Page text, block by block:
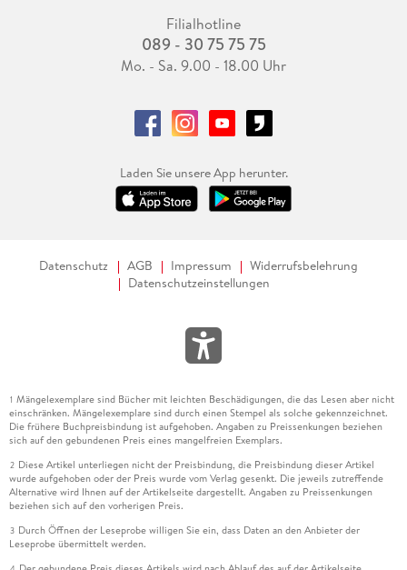
Filialhotline
089 - 30 75 75 75
Mo. - Sa. 9.00 - 18.00 Uhr
Laden Sie unsere App herunter.
Datenschutz AGB Impressum
Widerrufsbelehrung
Datenschutzeinstellungen
1 Mängelexemplare sind Bücher mit leichten Beschädigungen, die das Lesen aber nicht
einschränken. Mängelexemplare sind durch einen Stempel als solche gekennzeichnet.
Die frühere Buchpreisbindung ist aufgehoben. Angaben zu Preissenkungen beziehen
sich auf den gebundenen Preis eines mangelfreien Exemplars.
2 Diese Artikel unterliegen nicht der Preisbindung, die Preisbindung dieser Artikel
wurde aufgehoben oder der Preis wurde vom Verlag gesenkt. Die jeweils zutreffende
Alternative wird Ihnen auf der Artikelseite dargestellt. Angaben zu Preissenkungen
beziehen sich auf den vorherigen Preis.
3 Durch Öffnen der Leseprobe willigen Sie ein, dass Daten an den Anbieter der
Leseprobe übermittelt werden.